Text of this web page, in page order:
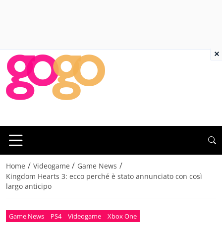
Home / Videogame / Game News /
Kingdom Hearts 3: ecco perché è stato annunciato con così
largo anticipo
Game News PS4 Videogame Xbox One
×